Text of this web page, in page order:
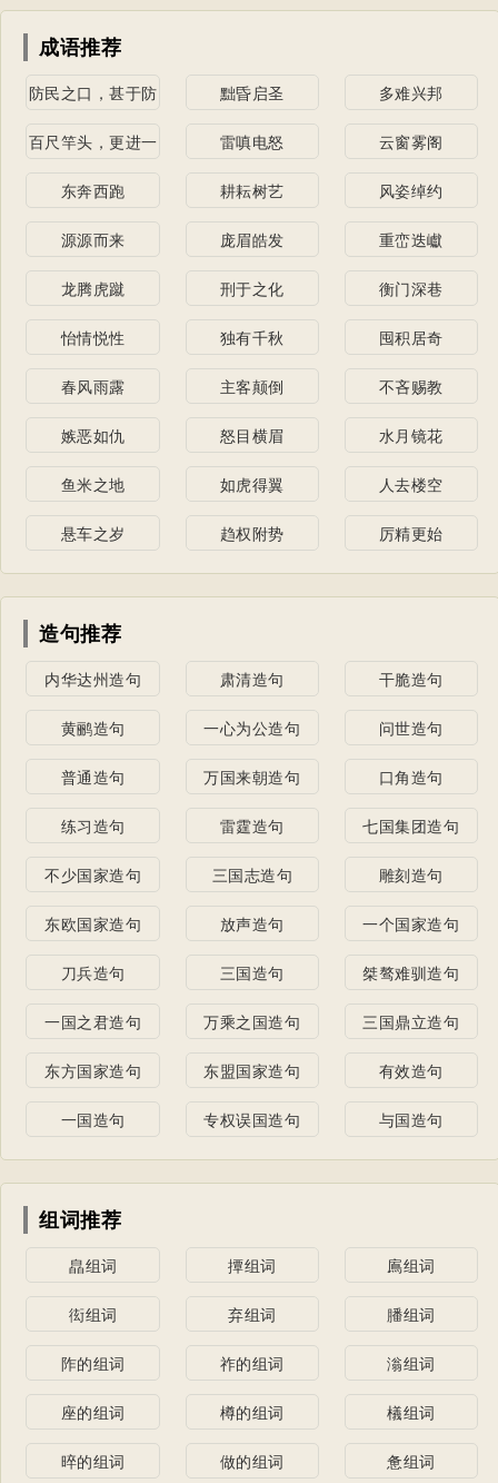
成语推荐
防民之口，甚于防
黜昏启圣 多难兴邦
百尺竿头，更进一
雷嗔电怒 云窗雾阁
东奔西跑 耕耘树艺 风姿绰约
源源而来 庞眉皓发 重峦迭巘
龙腾虎蹴 刑于之化 衡门深巷
怡情悦性 独有千秋 囤积居奇
春风雨露 主客颠倒 不吝赐教
嫉恶如仇 怒目横眉 水月镜花
鱼米之地 如虎得翼 人去楼空
悬车之岁 趋权附势 厉精更始
造句推荐
内华达州造句 肃清造句 干脆造句
黄鹂造句 一心为公造句 问世造句
普通造句 万国来朝造句 口角造句
练习造句 雷霆造句 七国集团造句
不少国家造句 三国志造句 雕刻造句
东欧国家造句 放声造句 一个国家造句
刀兵造句 三国造句 桀骜难驯造句
一国之君造句 万乘之国造句 三国鼎立造句
东方国家造句 东盟国家造句 有效造句
一国造句 专权误国造句 与国造句
组词推荐
皛组词 撢组词 鳸组词
衒组词 弃组词 膰组词
阼的组词 祚的组词 滃组词
座的组词 樽的组词 檥组词
晬的组词 做的组词 惫组词